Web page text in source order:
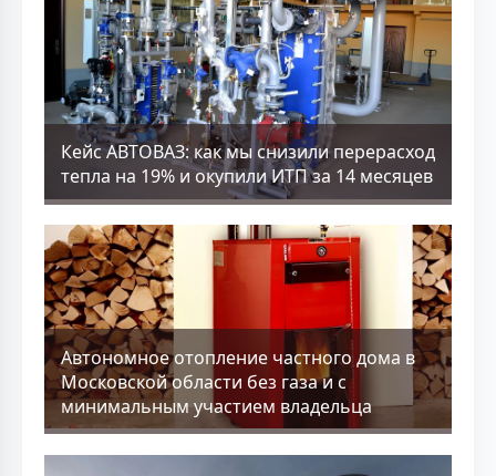
Кейс АВТОВАЗ: как мы снизили перерасход
тепла на 19% и окупили ИТП за 14 месяцев
Aвтономное отопление частного дома в
Московской области без газа и с
минимальным участием владельца